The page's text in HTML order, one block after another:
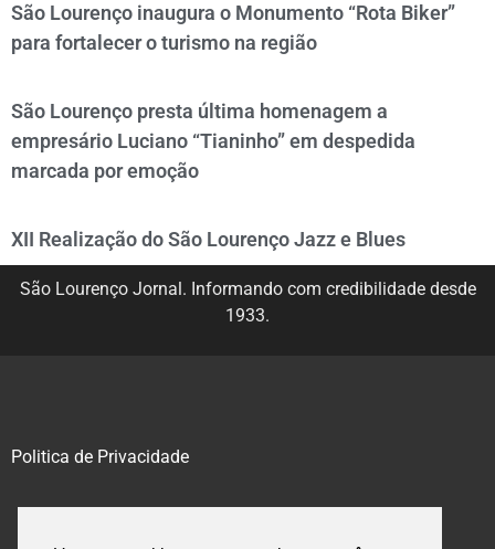
São Lourenço inaugura o Monumento “Rota Biker”
para fortalecer o turismo na região
São Lourenço presta última homenagem a
empresário Luciano “Tianinho” em despedida
marcada por emoção
XII Realização do São Lourenço Jazz e Blues
São Lourenço Jornal. Informando com credibilidade desde
1933.
Politica de Privacidade